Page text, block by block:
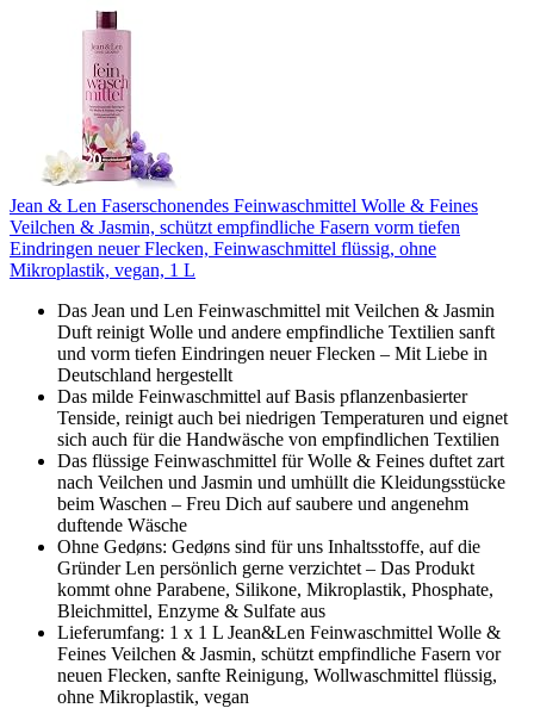
Jean & Len Faserschonendes Feinwaschmittel Wolle & Feines
Veilchen & Jasmin, schützt empfindliche Fasern vorm tiefen
Eindringen neuer Flecken, Feinwaschmittel flüssig, ohne
Mikroplastik, vegan, 1 L
Das Jean und Len Feinwaschmittel mit Veilchen & Jasmin
Duft reinigt Wolle und andere empfindliche Textilien sanft
und vorm tiefen Eindringen neuer Flecken – Mit Liebe in
Deutschland hergestellt
Das milde Feinwaschmittel auf Basis pflanzenbasierter
Tenside, reinigt auch bei niedrigen Temperaturen und eignet
sich auch für die Handwäsche von empfindlichen Textilien
Das flüssige Feinwaschmittel für Wolle & Feines duftet zart
nach Veilchen und Jasmin und umhüllt die Kleidungsstücke
beim Waschen – Freu Dich auf saubere und angenehm
duftende Wäsche
Ohne Gedøns: Gedøns sind für uns Inhaltsstoffe, auf die
Gründer Len persönlich gerne verzichtet – Das Produkt
kommt ohne Parabene, Silikone, Mikroplastik, Phosphate,
Bleichmittel, Enzyme & Sulfate aus
Lieferumfang: 1 x 1 L Jean&Len Feinwaschmittel Wolle &
Feines Veilchen & Jasmin, schützt empfindliche Fasern vor
neuen Flecken, sanfte Reinigung, Wollwaschmittel flüssig,
ohne Mikroplastik, vegan